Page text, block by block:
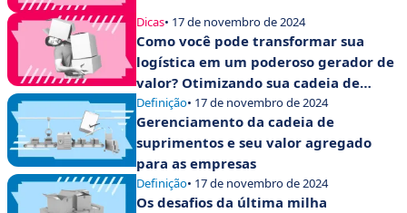
Dicas• 17 de novembro de 2024
Como você pode transformar sua
logística em um poderoso gerador de
valor? Otimizando sua cadeia de
suprimentos!
Definição• 17 de novembro de 2024
Gerenciamento da cadeia de
suprimentos e seu valor agregado
para as empresas
Definição• 17 de novembro de 2024
Os desafios da última milha